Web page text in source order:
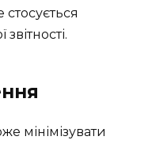
мінімізувати